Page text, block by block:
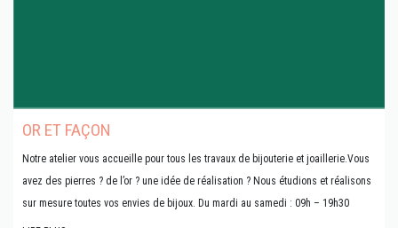
OR ET FAÇON
Notre atelier vous accueille pour tous les travaux de bijouterie et joaillerie.Vous
avez des pierres ? de l’or ? une idée de réalisation ? Nous étudions et réalisons
sur mesure toutes vos envies de bijoux. Du mardi au samedi : 09h – 19h30